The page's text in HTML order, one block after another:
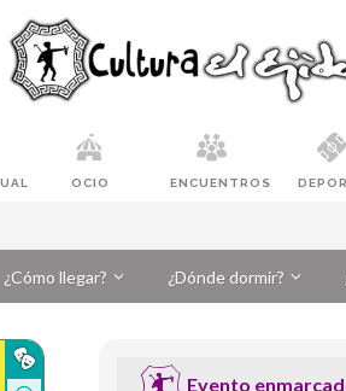
OCIO ENCUENTROS
¿Cómo llegar? ¿Dónde dormir?
Evento